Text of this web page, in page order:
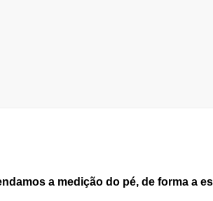
a medição do pé, de forma a